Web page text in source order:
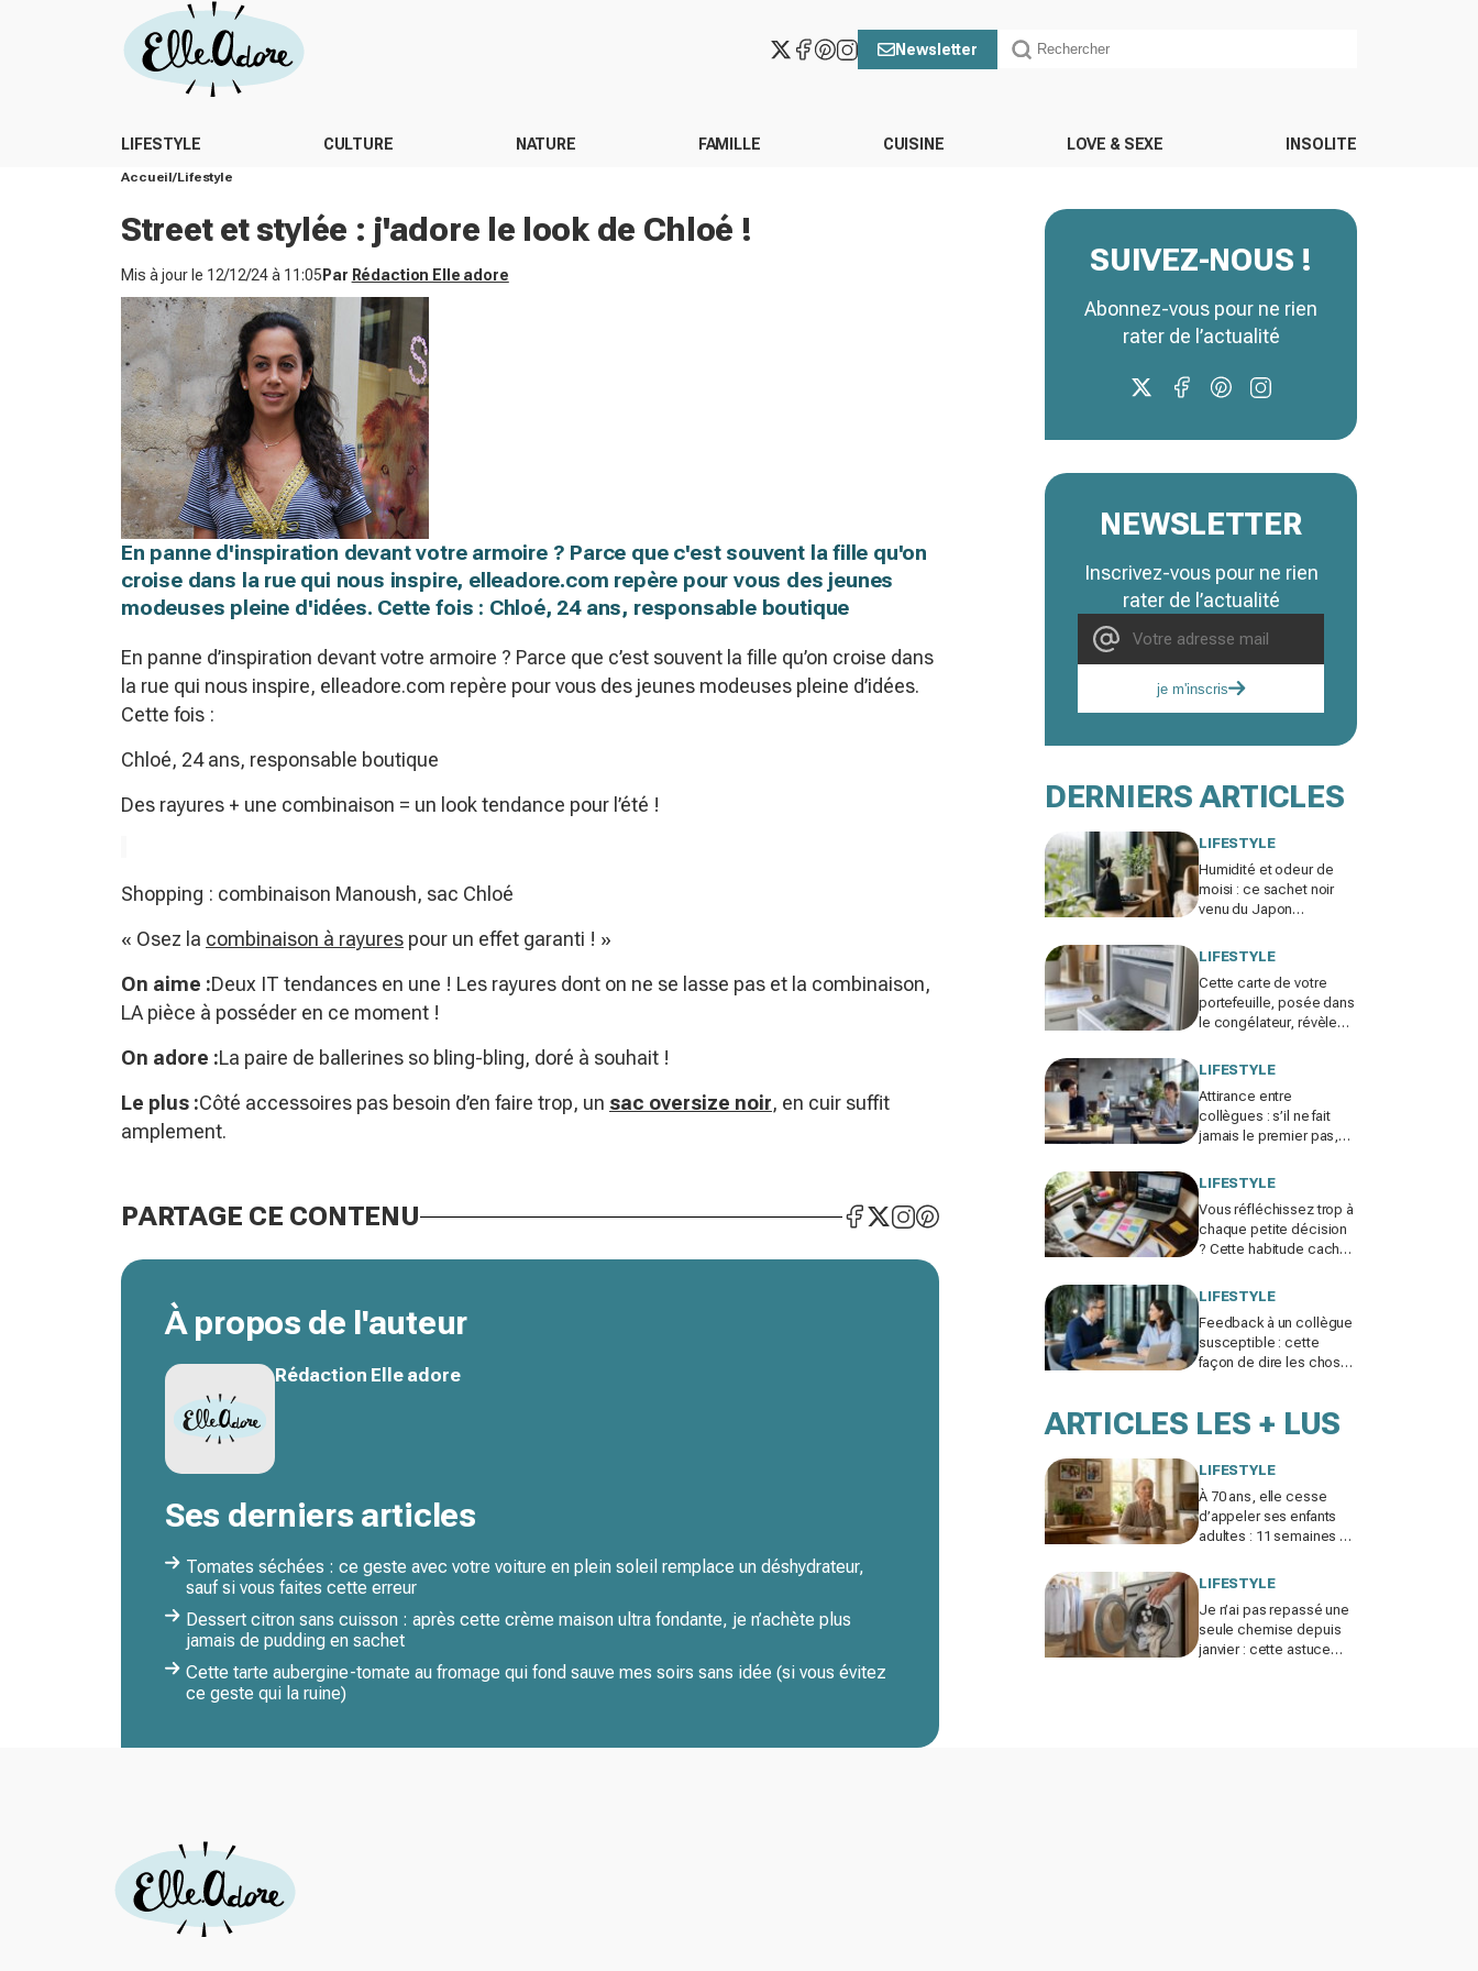
Newsletter
LIFESTYLE CULTURE NATURE FAMILLE CUISINE LOVE & SEXE INSOLITE
Accueil Lifestyle
Street et stylée : j'adore le look de Chloé !
Mis à jour le 12/12/24 à 11:05 Par Rédaction Elle adore
En panne d'inspiration devant votre armoire ? Parce que c'est souvent la fille qu'on
croise dans la rue qui nous inspire, elleadore.com repère pour vous des jeunes
modeuses pleine d'idées. Cette fois : Chloé, 24 ans, responsable boutique
En panne d’inspiration devant votre armoire ? Parce que c’est souvent la fille qu’on croise dans
la rue qui nous inspire, elleadore.com repère pour vous des jeunes modeuses pleine d’idées.
Cette fois :
Chloé, 24 ans, responsable boutique
Des rayures + une combinaison = un look tendance pour l’été !
Shopping : combinaison Manoush, sac Chloé
« Osez la combinaison à rayures pour un effet garanti ! »
On aime :Deux IT tendances en une ! Les rayures dont on ne se lasse pas et la combinaison,
LA pièce à posséder en ce moment !
On adore :La paire de ballerines so bling-bling, doré à souhait !
Le plus :Côté accessoires pas besoin d’en faire trop, un sac oversize noir, en cuir suffit
amplement.
PARTAGE CE CONTENU
À propos de l'auteur
Rédaction Elle adore
Ses derniers articles
Tomates séchées : ce geste avec votre voiture en plein soleil remplace un déshydrateur,
sauf si vous faites cette erreur
Dessert citron sans cuisson : après cette crème maison ultra fondante, je n’achète plus
jamais de pudding en sachet
Cette tarte aubergine-tomate au fromage qui fond sauve mes soirs sans idée (si vous évitez
ce geste qui la ruine)
SUIVEZ-NOUS !
Abonnez-vous pour ne rien
rater de l’actualité
NEWSLETTER
Inscrivez-vous pour ne rien
rater de l’actualité
je m'inscris
DERNIERS ARTICLES
LIFESTYLE
Humidité et odeur de
moisi : ce sachet noir
venu du Japon
déshumidificateur sans
LIFESTYLE
Cette carte de votre
portefeuille, posée dans
le congélateur, révèle
d’électricité grimpe
LIFESTYLE
Attirance entre
collègues : s’il ne fait
jamais le premier pas,
mais pour une raison
LIFESTYLE
Vous réfléchissez trop à
chaque petite décision
? Cette habitude cachée
votre vie
LIFESTYLE
Feedback à un collègue
susceptible : cette
façon de dire les choses
ARTICLES LES + LUS
LIFESTYLE
À 70 ans, elle cesse
d’appeler ses enfants
adultes : 11 semaines de
brutale sur les familles
LIFESTYLE
Je n’ai pas repassé une
seule chemise depuis
janvier : cette astuce